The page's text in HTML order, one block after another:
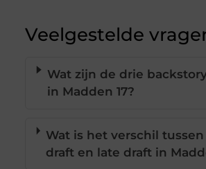
Veelgestelde
Wat zijn de drie
in Madden 17?
Wat is het verschil
draft en late draft in